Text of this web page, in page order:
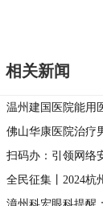
相关新闻
温州建国医院能用
生殖器疱疹可以这么
佛山华康医院治疗
一次，哪个更幸福？
扫码办：引领网络
全民征集丨2024杭